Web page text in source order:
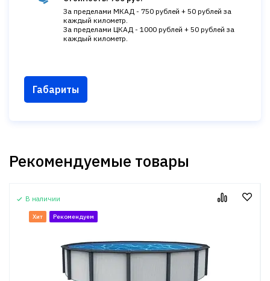
За пределами МКАД - 750 рублей + 50 рублей за
каждый километр.
За пределами ЦКАД - 1000 рублей + 50 рублей за
каждый километр.
Габариты
Рекомендуемые товары
В наличии
Хит Рекомендуем